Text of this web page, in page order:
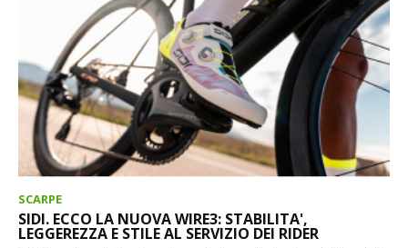
SCARPE
SIDI. ECCO LA NUOVA WIRE3: STABILITA',
LEGGEREZZA E STILE AL SERVIZIO DEI RIDER